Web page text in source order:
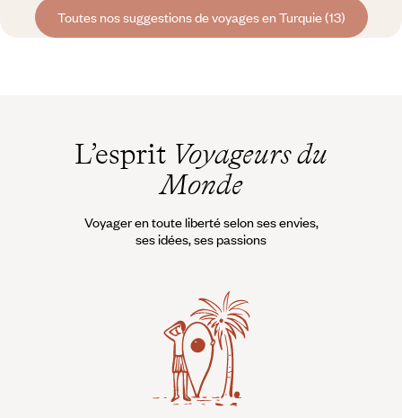
Toutes nos suggestions de voyages en Turquie (13)
L’esprit Voyageurs du
Monde
Voyager en toute liberté selon ses envies,
ses idées, ses passions